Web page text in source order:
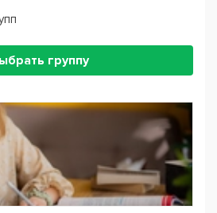
группу